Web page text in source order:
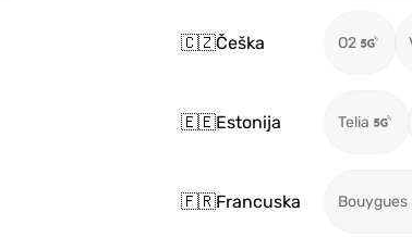
🇨🇿Češka O2
🇪🇪Estonija Telia
🇫🇷Francuska Bouygues